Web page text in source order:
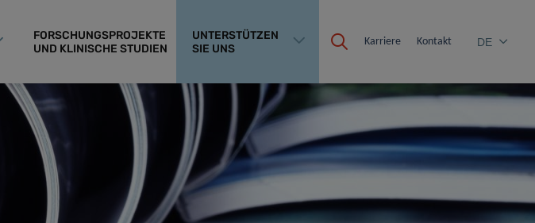
FORSCHUNGSPROJEKTE
UND KLINISCHE STUDIEN
UNTERSTÜTZEN
SIE UNS
Karriere Kontakt DE